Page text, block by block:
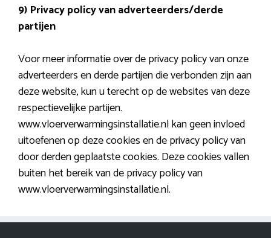
9) Privacy policy van adverteerders/derde
partijen
Voor meer informatie over de privacy policy van onze
adverteerders en derde partijen die verbonden zijn aan
deze website, kun u terecht op de websites van deze
respectievelijke partijen.
www.vloerverwarmingsinstallatie.nl kan geen invloed
uitoefenen op deze cookies en de privacy policy van
door derden geplaatste cookies. Deze cookies vallen
buiten het bereik van de privacy policy van
www.vloerverwarmingsinstallatie.nl.